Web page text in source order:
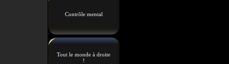
Contrôle mental
Tout le monde à droite
!